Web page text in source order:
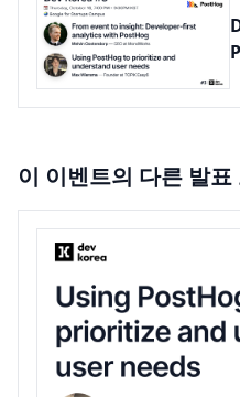
이 이벤트의 다른 발표